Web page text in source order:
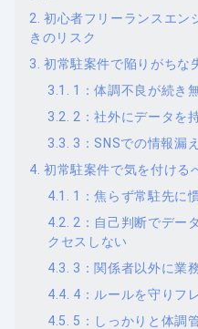
初心者フリーランスエン
きのリスク
初常駐案件で陥りがちな
1：体調不良が続き
2：社外にデータを
3：SNSでの情報漏
初常駐案件で気を付ける
1：焦らず常駐先に
2：自己判断でデー
クセスしない
3：関係者以外に業
4：ルールを守りフ
5：しっかりと体調